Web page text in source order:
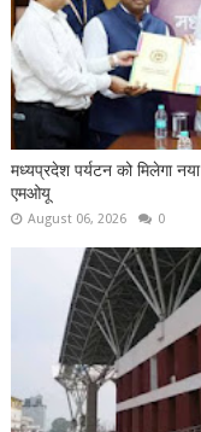
मध्यप्रदेश पर्यटन को मिलेगा
एमओयू
August 06, 2026 0